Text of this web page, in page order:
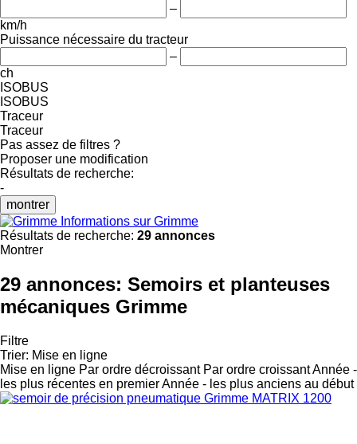
–
km/h
Puissance nécessaire du tracteur
–
ch
ISOBUS
ISOBUS
Traceur
Traceur
Pas assez de filtres ?
Proposer une modification
Résultats de recherche:
-
montrer
Informations sur Grimme
Résultats de recherche: 29 annonces
Montrer
29 annonces: Semoirs et planteuses
mécaniques Grimme
Filtre
Trier: Mise en ligne
Mise en ligne Par ordre décroissant Par ordre croissantAnnée -
les plus récentes en premierAnnée - les plus anciens au début